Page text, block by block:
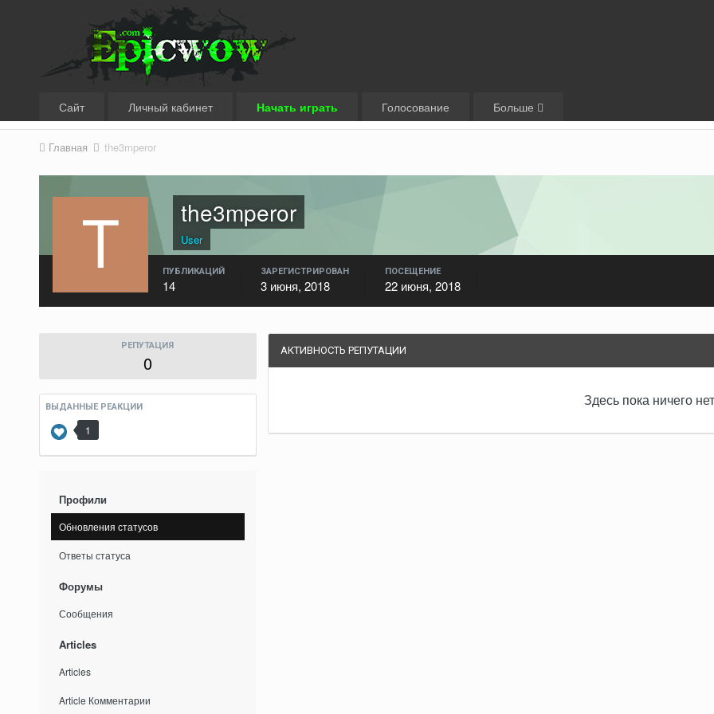
Сайт Личный кабинет Начать играть Голосование Больше
Главная the3mperor
the3mperor
User
ПУБЛИКАЦИЙ
14
ЗАРЕГИСТРИРОВАН
3 июня, 2018
ПОСЕЩЕНИЕ
22 июня, 2018
РЕПУТАЦИЯ
0
ВЫДАННЫЕ РЕАКЦИИ
1
Профили
Обновления статусов
Ответы статуса
Форумы
Сообщения
Articles
Articles
Article Комментарии
АКТИВНОСТЬ РЕПУТАЦИИ
Здесь пока ничего